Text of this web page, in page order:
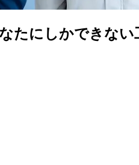
にしかできない